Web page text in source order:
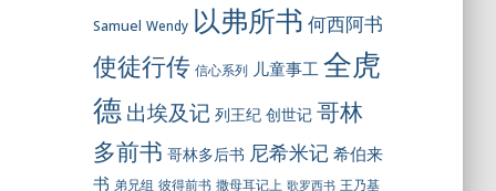
Samuel Wendy 以弗所书 何西阿书
使徒行传 信心系列 儿童事工 全虎
德 出埃及记 列王纪 创世记 哥林
多前书 哥林多后书 尼希米记 希伯来
书 弟兄组 彼得前书 撒母耳记上 歌罗西书 王乃基